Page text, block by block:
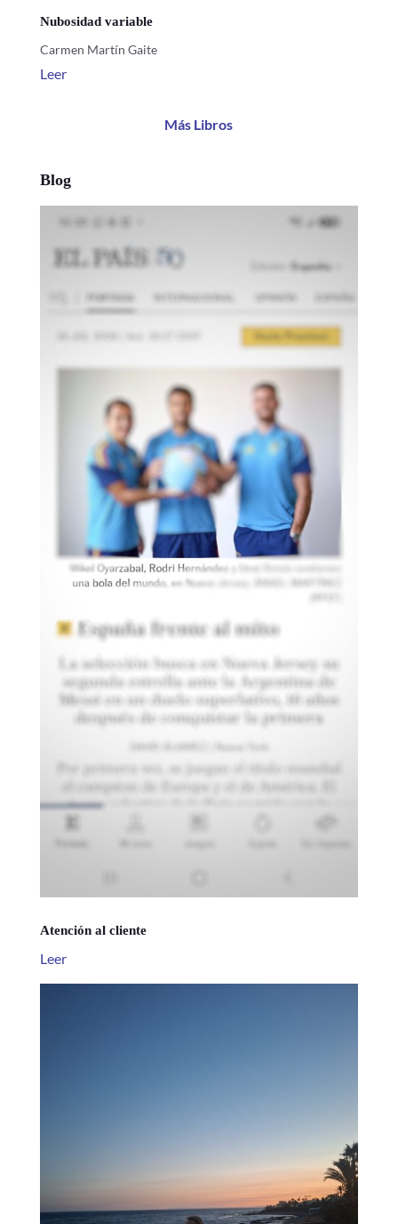
Nubosidad variable
Carmen Martín Gaite
Leer
Más Libros
Blog
Atención al cliente
Leer